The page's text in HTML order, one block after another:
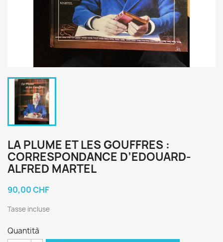
LA PLUME ET LES GOUFFRES :
CORRESPONDANCE D’EDOUARD-
ALFRED MARTEL
90,00 CHF
Tasse incluse
Quantità